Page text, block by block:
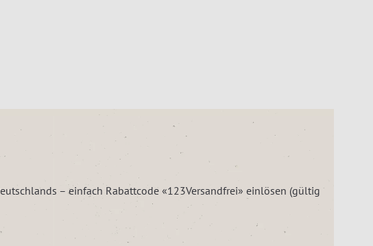
– einfach Rabattcode «123Versandfrei» einlösen (gültig